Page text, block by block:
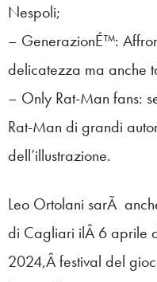
Nespoli;
– GenerazionÉ™:
delicatezza ma anche
– Only Rat-Man fans:
Rat-Man di grandi
dell’illustrazione.
Leo Ortolani sarÃ
di Cagliari ilÂ 6 aprile
2024,Â festival del